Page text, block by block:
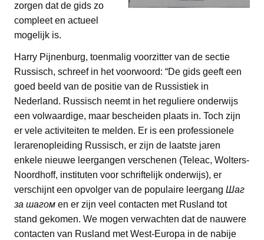
zorgen dat de gids zo
compleet en actueel
mogelijk is.
Harry Pijnenburg, toenmalig voorzitter van de sectie
Russisch, schreef in het voorwoord: “De gids geeft een
goed beeld van de positie van de Russistiek in
Nederland. Russisch neemt in het reguliere onderwijs
een volwaardige, maar bescheiden plaats in. Toch zijn
er vele activiteiten te melden. Er is een professionele
lerarenopleiding Russisch, er zijn de laatste jaren
enkele nieuwe leergangen verschenen (Teleac, Wolters-
Noordhoff, instituten voor schriftelijk onderwijs), er
verschijnt een opvolger van de populaire leergang Шаг
за шагом en er zijn veel contacten met Rusland tot
stand gekomen. We mogen verwachten dat de nauwere
contacten van Rusland met West-Europa in de nabije